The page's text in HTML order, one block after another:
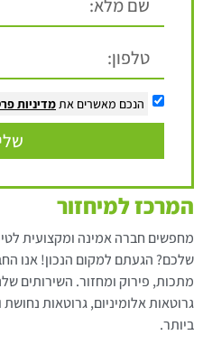
הנכם מאשרים אתמדיניות
המרכז למיחזור
מחפשים חברה אמינה ומקצועית
שלכם? הגעתם למקום הנכון! אנו
מתכות, פירוק ומחזור. השירותים
גרוטאות אלומיניום, גרוטאות
ביותר.